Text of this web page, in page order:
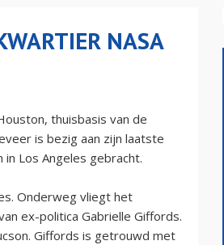
NASA
thuisbasis van de
is bezig aan zijn laatste
Los Angeles gebracht.
Onderweg vliegt het
ex-politica Gabrielle Giffords.
Giffords is getrouwd met